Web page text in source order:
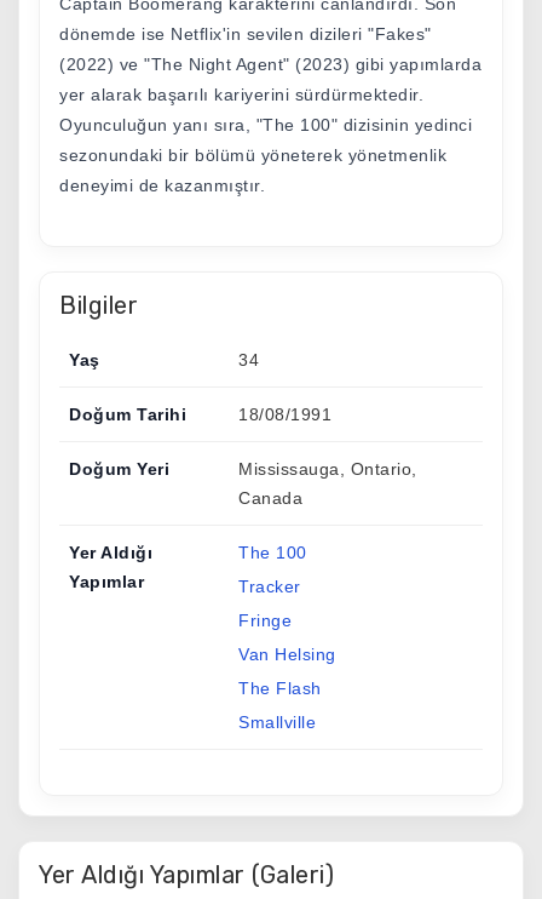
dönemde ise Netflix'in sevilen dizileri "Fakes"
(2022) ve "The Night Agent" (2023) gibi yapımlarda
yer alarak başarılı kariyerini sürdürmektedir.
Oyunculuğun yanı sıra, "The 100" dizisinin yedinci
sezonundaki bir bölümü yöneterek yönetmenlik
deneyimi de kazanmıştır.
Bilgiler
Yaş 34
Doğum Tarihi 18/08/1991
Doğum Yeri
Mississauga, Ontario,
Canada
Yer Aldığı
Yapımlar
The 100
Tracker
Fringe
Van Helsing
The Flash
Smallville
Yer Aldığı Yapımlar (Galeri)